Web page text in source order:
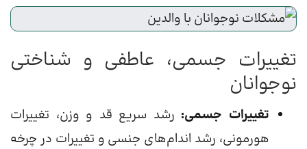
تغییرات جسمی، عاطفی و شناختی
نوجوانان
تغییرات جسمی: رشد سریع قد و وزن، تغییرات
هورمونی، رشد اندام‌های جنسی و تغییرات در چرخه